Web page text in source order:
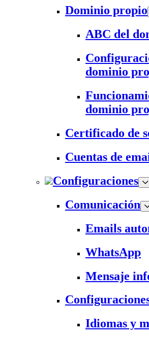
Dominio propio
ABC del
dominio
dominio
Certificado de
Cuentas de
Configuraciones
Comunicación
Emails
WhatsApp
Mensaje
Idiomas y